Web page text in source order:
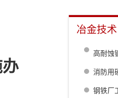
冶金技术
高耐蚀
消防用
钢铁厂